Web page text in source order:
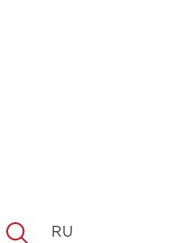
RU